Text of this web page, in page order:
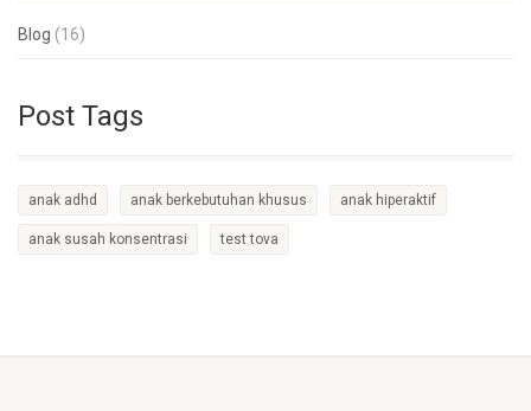
Blog (16)
Post Tags
anak adhd anak berkebutuhan khusus anak hiperaktif
anak susah konsentrasi test tova